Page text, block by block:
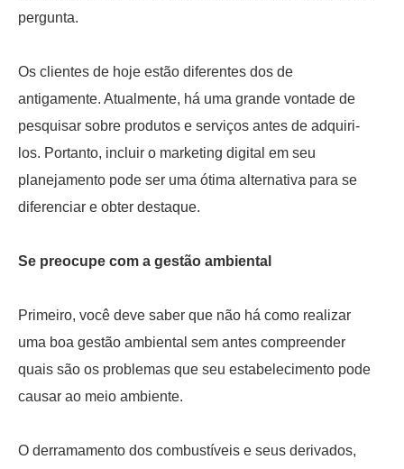
pergunta.
Os clientes de hoje estão diferentes dos de
antigamente. Atualmente, há uma grande vontade de
pesquisar sobre produtos e serviços antes de adquiri-
los. Portanto, incluir o marketing digital em seu
planejamento pode ser uma ótima alternativa para se
diferenciar e obter destaque.
Se preocupe com a gestão ambiental
Primeiro, você deve saber que não há como realizar
uma boa gestão ambiental sem antes compreender
quais são os problemas que seu estabelecimento pode
causar ao meio ambiente.
O derramamento dos combustíveis e seus derivados,